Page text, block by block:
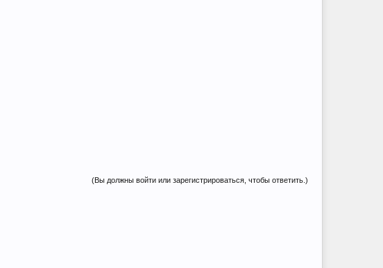
(Вы должны войти или зарегистрироваться, чтобы ответить.)